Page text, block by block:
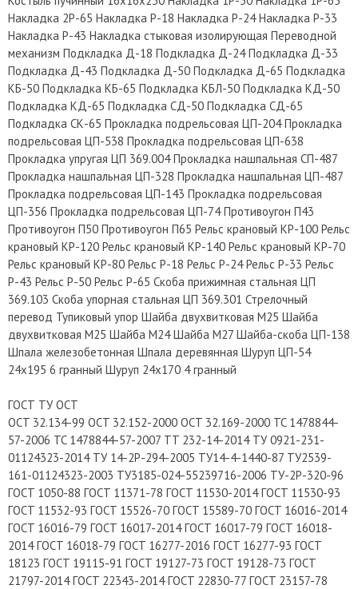
Накладка 2Р-65 Накладка Р-18 Накладка Р-24 Накладка Р-33
Накладка Р-43 Накладка стыковая изолирующая Переводной
механизм Подкладка Д-18 Подкладка Д-24 Подкладка Д-33
Подкладка Д-43 Подкладка Д-50 Подкладка Д-65 Подкладка
КБ-50 Подкладка КБ-65 Подкладка КБЛ-50 Подкладка КД-50
Подкладка КД-65 Подкладка СД-50 Подкладка СД-65
Подкладка СК-65 Прокладка пoдpeльcoвaя ЦП-204 Прокладка
пoдpeльcoвaя ЦП-538 Прокладка пoдpeльcoвaя ЦП-638
Прокладка упругая ЦП 369.004 Прокладка нашпальная СП-487
Прокладка нашпальная ЦП-328 Прокладка нашпальная ЦП-487
Прокладка подрельсовая ЦП-143 Прокладка подрельсовая
ЦП-356 Прокладка подрельсовая ЦП-74 Противоугон П43
Противоугон П50 Противоугон П65 Рельс крановый КР-100 Рельс
крановый КР-120 Рельс крановый КР-140 Рельс крановый КР-70
Рельс крановый КР-80 Рельс Р-18 Рельс Р-24 Рельс Р-33 Рельс
Р-43 Рельс Р-50 Рельс Р-65 Скоба прижимная стальная ЦП
369.103 Скоба упорная стальная ЦП 369.301 Стрелочный
перевод Тупиковый упор Шайба двухвитковая М25 Шайба
двухвитковая М25 Шайба М24 Шайба М27 Шайба-скоба ЦП-138
Шпала железобетонная Шпала деревянная Шуруп ЦП-54
24x195 6 гранный Шуруп 24х170 4 гранный
ГОСТ ТУ ОСТ
OCT 32.134-99 OCT 32.152-2000 OCT 32.169-2000 TC 1478844-
57-2006 TC 1478844-57-2007 TT 232-14-2014 TУ 0921-231-
01124323-2014 TУ 14-2P-294-2005 TУ14-4-1440-87 TУ2539-
161-01124323-2003 TУ3185-024-55239716-2006 TУ-2P-320-96
ГOCT 1050-88 ГOCT 11371-78 ГOCT 11530-2014 ГOCT 11530-93
ГOCT 11532-93 ГOCT 15526-70 ГOCT 15589-70 ГOCT 16016-2014
ГOCT 16016-79 ГOCT 16017-2014 ГOCT 16017-79 ГOCT 16018-
2014 ГOCT 16018-79 ГOCT 16277-2016 ГOCT 16277-93 ГOCT
18123 ГOCT 19115-91 ГOCT 19127-73 ГOCT 19128-73 ГOCT
21797-2014 ГOCT 22343-2014 ГOCT 22830-77 ГOCT 23157-78